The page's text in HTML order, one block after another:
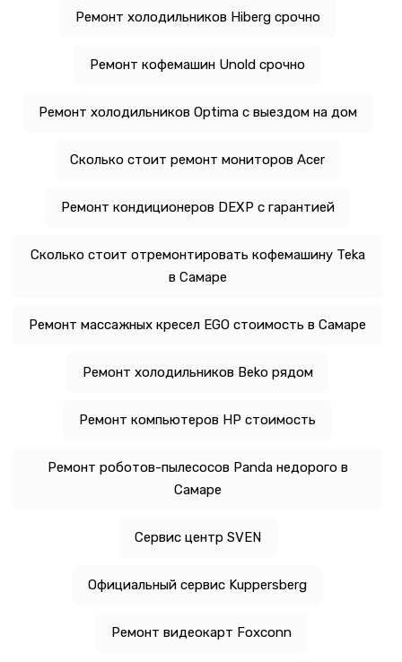
Ремонт холодильников Hiberg срочно
Ремонт кофемашин Unold срочно
Ремонт холодильников Optima с выездом на дом
Сколько стоит ремонт мониторов Acer
Ремонт кондиционеров DEXP с гарантией
Сколько стоит отремонтировать кофемашину Teka
в Самаре
Ремонт массажных кресел EGO стоимость в Самаре
Ремонт холодильников Beko рядом
Ремонт компьютеров HP стоимость
Ремонт роботов-пылесосов Panda недорого в
Самаре
Сервис центр SVEN
Официальный сервис Kuppersberg
Ремонт видеокарт Foxconn